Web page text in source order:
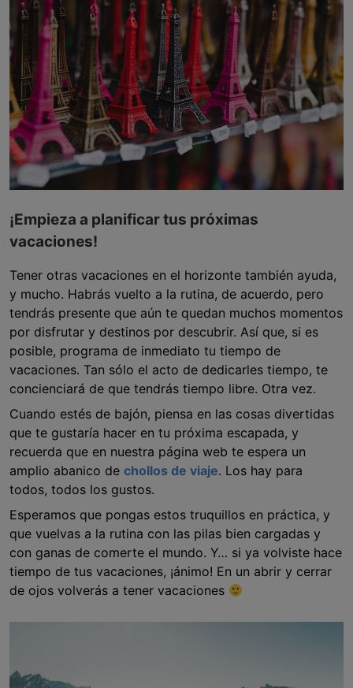
¡Empieza a planificar tus próximas
vacaciones!
Tener otras vacaciones en el horizonte también ayuda,
y mucho. Habrás vuelto a la rutina, de acuerdo, pero
tendrás presente que aún te quedan muchos momentos
por disfrutar y destinos por descubrir. Así que, si es
posible, programa de inmediato tu tiempo de
vacaciones. Tan sólo el acto de dedicarles tiempo, te
concienciará de que tendrás tiempo libre. Otra vez.
Cuando estés de bajón, piensa en las cosas divertidas
que te gustaría hacer en tu próxima escapada, y
recuerda que en nuestra página web te espera un
amplio abanico de chollos de viaje. Los hay para
todos, todos los gustos.
Esperamos que pongas estos truquillos en práctica, y
que vuelvas a la rutina con las pilas bien cargadas y
con ganas de comerte el mundo. Y… si ya volviste hace
tiempo de tus vacaciones, ¡ánimo! En un abrir y cerrar
de ojos volverás a tener vacaciones